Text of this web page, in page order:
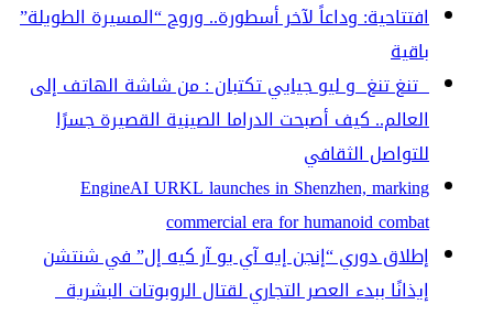
افتتاحية: وداعاً لآخر أسطورة.. وروح “المسيرة الطويلة”
باقية
تنغ تنغ و ليو جيايي تكتبان : من شاشة الهاتف إلى
العالم.. كيف أصبحت الدراما الصينية القصيرة جسرًا
للتواصل الثقافي
EngineAI URKL launches in Shenzhen, marking
commercial era for humanoid combat
إطلاق دوري “إنجن إيه آي يو آر كيه إل” في شنتشن
إيذانًا ببدء العصر التجاري لقتال الروبوتات البشرية